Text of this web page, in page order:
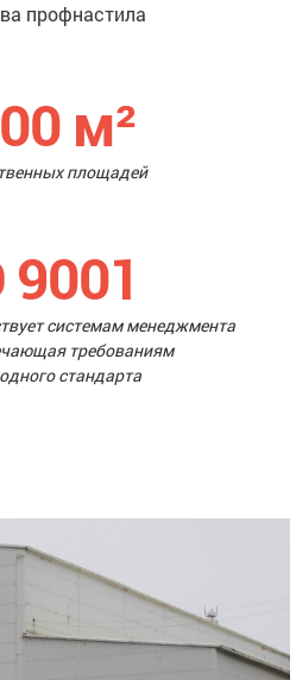
профнастила
м²
площадей
9001
системам менеджмента
требованиям
стандарта